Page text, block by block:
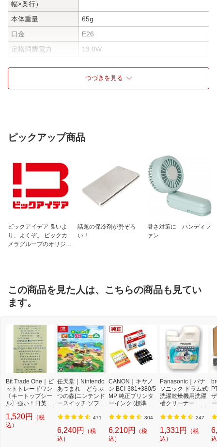
幅×奥行）
本体重量
65g
口金
E26
定格消費電力
13.0W
非対応
密閉器具対応
非対応
仕様2
定格入力電流：0.132A
仕様3
設計寿命：20000h
つづきを見る
ピックアップ商品
ビックアイデア 良いよ
り、よくぞ。 ビックカ
メラグループのオリジナ
話題の保冷剤が勢ぞろ
い！
暑さ対策に ハンディフ
ァン
この商品を見た人は、こちらの商品も見てい
ます。
Bit Trade One｜ビ
ットトレードワン
〔キートップシー
ル〕強い！日英対
プシールセット ブ
ルー DYKTSBL
1,520円
（税
込）
任天堂｜Nintendo
あつまれ どうぶ
つの森[ニンテンド
ースイッチ ソフ
471
6,240円
（税
込）
CANON｜キヤノ
ン BCI-381+380/5
MP 純正プリンタ
ーインク (標準容
3813805MP] 304
6,210円
（税
込）
Panasonic｜パナ
ソニック ドラム式
洗濯乾燥機用洗濯
槽クリーナー N-
機 洗浄 洗剤 750m
l NW2]【rb_pcp】
247
1,331円
（税
込）
T